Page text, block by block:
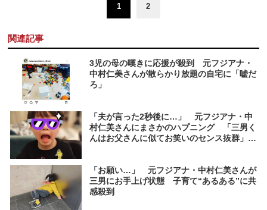
1 2
関連記事
3児の母の嘆きに応援が殺到 元フジアナ・
中村仁美さんが散らかり放題の自宅に「嘘だ
ろ」
「夫が言った2秒後に…」 元フジアナ・中
村仁美さんにまさかのハプニング 「三男く
んはお父さんに似てお笑いのセンス抜群」と
「お願い…」 元フジアナ・中村仁美さんが
三男にお手上げ状態 子育て“あるある”に共
感殺到